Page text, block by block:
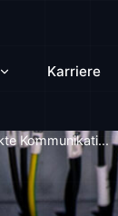
Karriere
Kommunikati...